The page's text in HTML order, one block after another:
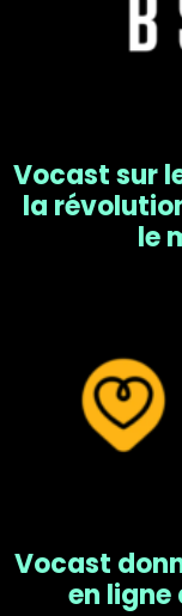
Vocast sur
la
le
Vocast
en ligne